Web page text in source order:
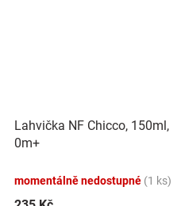
Lahvička NF Chicco, 150ml,
0m+
momentálně nedostupné (1 ks)